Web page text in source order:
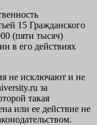
15 Гражданского
(пяти тысяч)
в его действиях
не исключают и не
за
такая
или ее действие не